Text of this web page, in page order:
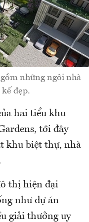
những ngôi nhà
đẹp.
hai tiểu khu
tới đây
khu biệt thự, nhà
thị hiện đại
như dự án
giải thưởng uy